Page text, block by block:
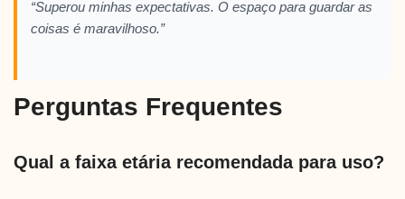
“Superou minhas expectativas. O espaço para guardar as
coisas é maravilhoso.”
Perguntas Frequentes
Qual a faixa etária recomendada para uso?